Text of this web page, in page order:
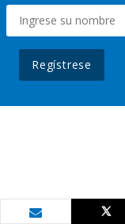
Regístrese